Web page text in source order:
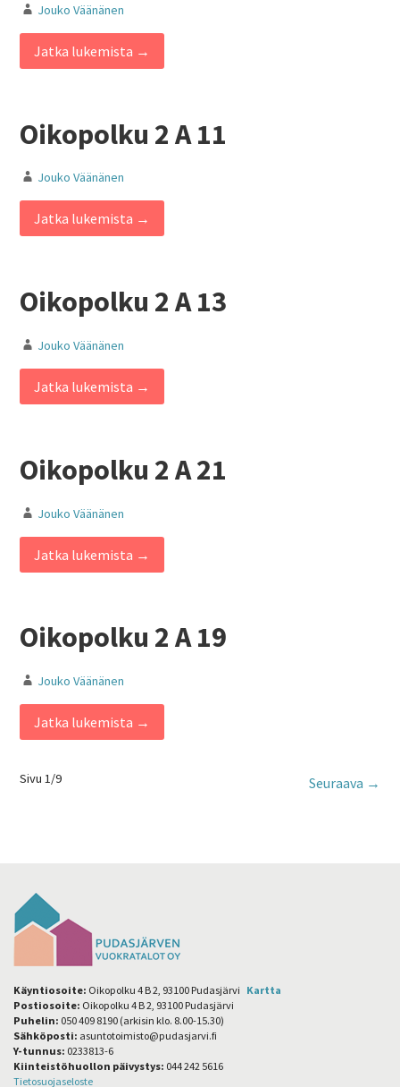
Jouko Väänänen
Jatka lukemista →
Oikopolku 2 A 11
Jouko Väänänen
Jatka lukemista →
Oikopolku 2 A 13
Jouko Väänänen
Jatka lukemista →
Oikopolku 2 A 21
Jouko Väänänen
Jatka lukemista →
Oikopolku 2 A 19
Jouko Väänänen
Jatka lukemista →
Kiinteistö-
Sivu 1/9 Seuraava →
Käyntiosoite: Oikopolku 4 B 2, 93100 Pudasjärvi Kartta
Postiosoite: Oikopolku 4 B 2, 93100 Pudasjärvi
Puhelin: 050 409 8190 (arkisin klo. 8.00-15.30)
Sähköposti: asuntotoimisto@pudasjarvi.fi
Y-tunnus: 0233813-6
Kiinteistöhuollon päivystys: 044 242 5616
Tietosuojaseloste